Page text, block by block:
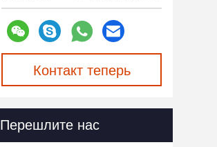
Подбора Цветов (11)
Оборудование
Образцы Цвета Пантоне
Контакт теперь
Перешлите нас